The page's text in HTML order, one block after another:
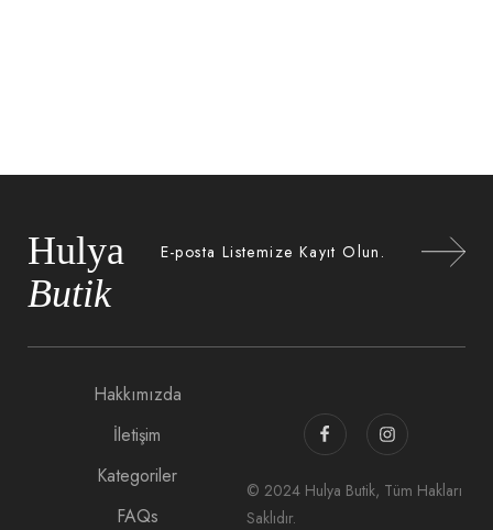
Hulya
Butik
Hakkımızda
İletişim
Kategoriler
FAQs
© 2024 Hulya Butik, Tüm Hakları
Saklıdır.